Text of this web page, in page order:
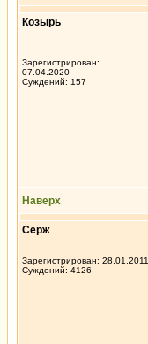
Козырь
Зарегистрирован:
07.04.2020
Суждений: 157
Наверх
Серж
Зарегистрирован: 28.01.2011
Суждений: 4126